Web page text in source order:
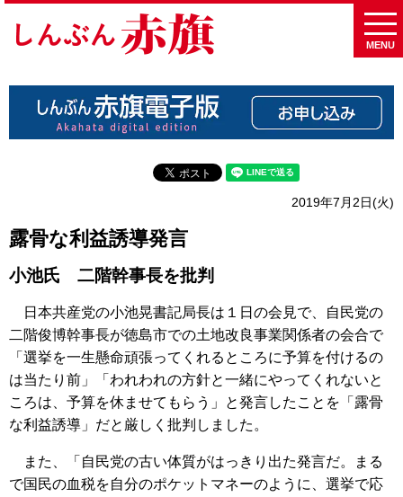
MENU
2019年7月2日(火)
露骨な利益誘導発言
小池氏 二階幹事長を批判
日本共産党の小池晃書記局長は１日の会見で、自民党の
二階俊博幹事長が徳島市での土地改良事業関係者の会合で
「選挙を一生懸命頑張ってくれるところに予算を付けるの
は当たり前」「われわれの方針と一緒にやってくれないと
ころは、予算を休ませてもらう」と発言したことを「露骨
な利益誘導」だと厳しく批判しました。
また、「自民党の古い体質がはっきり出た発言だ。まる
で国民の血税を自分のポケットマネーのように、選挙で応